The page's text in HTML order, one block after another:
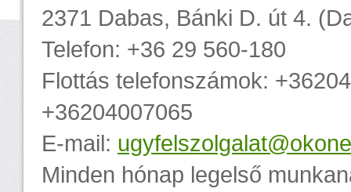
2371 Dabas, Bánki D. út 4.
Telefon: +36 29 560-180
Flottás telefonszámok:
+36204007065
E-mail:
Minden hónap legelső